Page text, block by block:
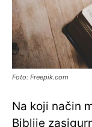
Foto: Freepik.com
Na koji način
Biblije